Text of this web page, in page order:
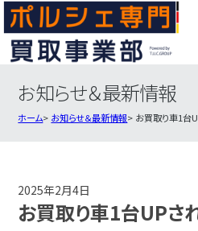
3ステップのカンタン査定
ポルシェ買取実績
お知らせ＆最新情報
ホーム お知らせ＆最新情報 お買取り車1台
2025年2月4日
お買取り車1台UPさ